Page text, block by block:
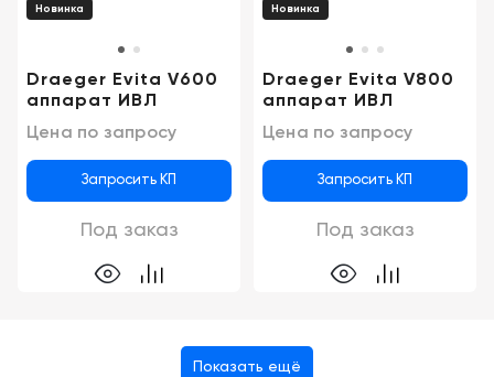
Новинка
Draeger Evita V600
аппарат ИВЛ
Цена по запросу
Запросить КП
Под заказ
Новинка
Draeger Evita V800
аппарат ИВЛ
Цена по запросу
Запросить КП
Под заказ
Показать ещё